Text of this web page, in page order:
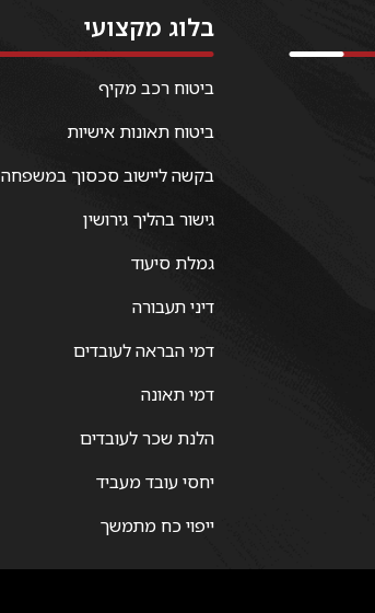
בלוג מקצועי
ביטוח רכב מקיף
ביטוח תאונות אישיות
בקשה ליישוב סכסוך במשפחה
גישור בהליך גירושין
גמלת סיעוד
דיני תעבורה
דמי הבראה לעובדים
דמי תאונה
הלנת שכר לעובדים
יחסי עובד מעביד
ייפוי כח מתמשך